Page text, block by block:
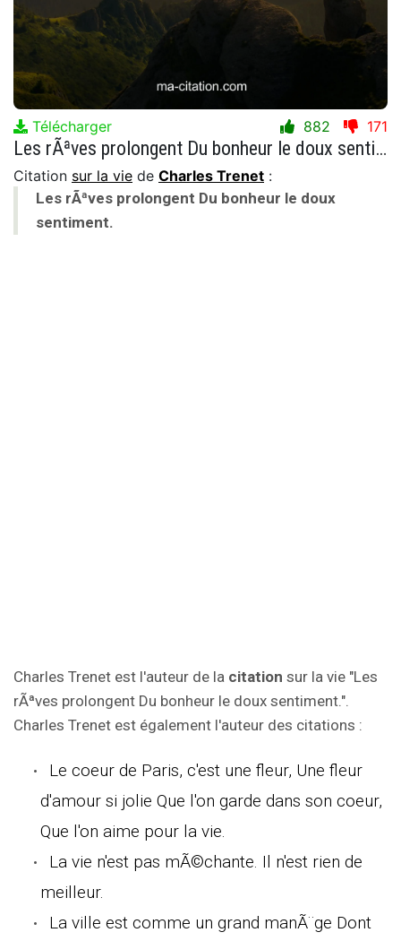
Télécharger 882 171
Les rÃªves prolongent Du bonheur le doux sentiment.
Citation sur la vie de Charles Trenet :
Les rÃªves prolongent Du bonheur le doux
sentiment.
Charles Trenet est l'auteur de la citation sur la vie "Les
rÃªves prolongent Du bonheur le doux sentiment.".
Charles Trenet est également l'auteur des citations :
Le coeur de Paris, c'est une fleur, Une fleur
d'amour si jolie Que l'on garde dans son coeur,
Que l'on aime pour la vie.
La vie n'est pas mÃ©chante. Il n'est rien de
meilleur.
La ville est comme un grand manÃ¨ge Dont